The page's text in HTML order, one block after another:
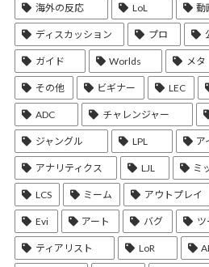
海外の反応 LoL 動
ディスカッション プロ
ガイド Worlds メタ
その他 ビギナー LEC
ADC チャレンジャー
ジャングル LPL ア
アナリティクス LJL ミ
LCS ミーム アウトプレイ
Evi アート バグ ツ
ティアリスト LoR